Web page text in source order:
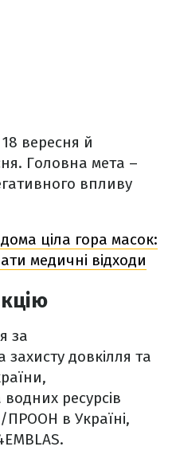
вересня й
Головна мета –
впливу
ціла гора масок:
медичні відходи
за
захисту довкілля та
ресурсів
ПРООН в Україні,